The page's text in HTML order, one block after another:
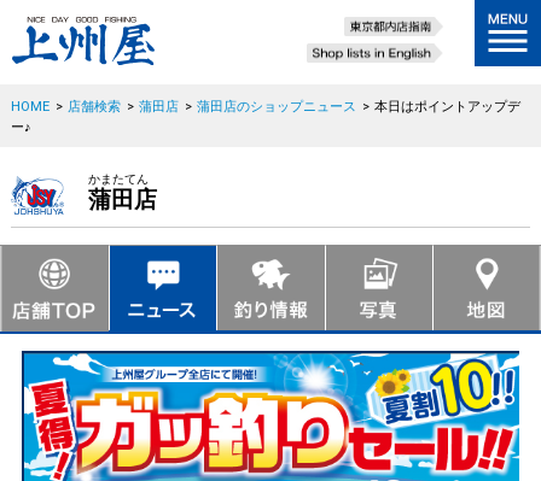
HOME > 店舗検索 > 蒲田店 > 蒲田店のショップニュース > 本日はポイントアップデ
ー♪
かまたてん
蒲田店